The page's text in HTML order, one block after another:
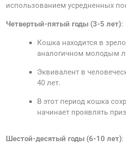
использованием усредненных
Четвертый-пятый годы (3-5 лет):
Кошка находится в
аналогичном молодым
Эквивалент в
40 лет.
В этот период кошка
начинает проявлять
Шестой-десятый годы (6-10 лет):